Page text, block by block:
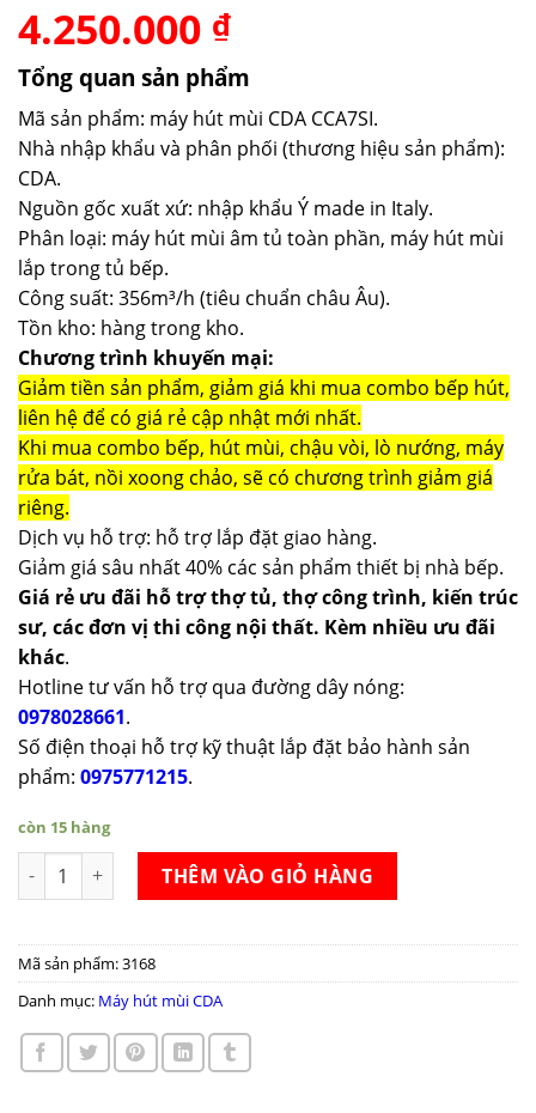
Giá
gốc
là:
5.000.000 ₫.
4.250.000 ₫Giá
tại
là:
4.250.000 ₫.
Tổng quan sản phẩm
Mã sản phẩm: máy hút mùi CDA CCA7SI.
Nhà nhập khẩu và phân phối (thương hiệu sản phẩm):
CDA.
Nguồn gốc xuất xứ: nhập khẩu Ý made in Italy.
Phân loại: máy hút mùi âm tủ toàn phần, máy hút mùi
lắp trong tủ bếp.
Công suất: 356m³/h (tiêu chuẩn châu Âu).
Tồn kho: hàng trong kho.
Chương trình khuyến mại:
Giảm tiền sản phẩm, giảm giá khi mua combo bếp hút,
liên hệ để có giá rẻ cập nhật mới nhất.
Khi mua combo bếp, hút mùi, chậu vòi, lò nướng, máy
rửa bát, nồi xoong chảo, sẽ có chương trình giảm giá
riêng.
Dịch vụ hỗ trợ: hỗ trợ lắp đặt giao hàng.
Giảm giá sâu nhất 40% các sản phẩm thiết bị nhà bếp.
Giá rẻ ưu đãi hỗ trợ thợ tủ, thợ công trình, kiến trúc
sư, các đơn vị thi công nội thất. Kèm nhiều ưu đãi
khác.
Hotline tư vấn hỗ trợ qua đường dây nóng:
0978028661.
Số điện thoại hỗ trợ kỹ thuật lắp đặt bảo hành sản
phẩm: 0975771215.
còn 15 hàng
Máy hút mùi CDA CCA7SI số lượng
THÊM VÀO GIỎ HÀNG
Mã sản phẩm:3168
Danh mục: Máy hút mùi CDA